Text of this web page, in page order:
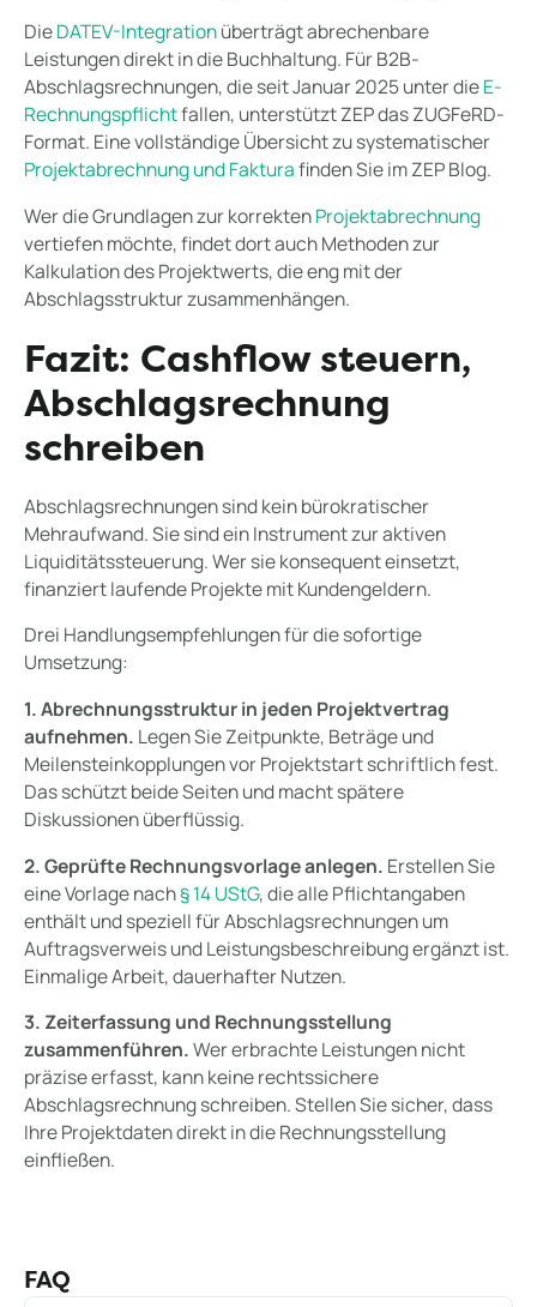
DieDATEV-Integrationüberträgt abrechenbare
Leistungen direkt in die Buchhaltung. Für B2B-
Abschlagsrechnungen, die seit Januar 2025 unter dieE-
Rechnungspflichtfallen, unterstützt ZEP das ZUGFeRD-
Format. Eine vollständige Übersicht zu systematischer
Projektabrechnung und Fakturafinden Sie im ZEP Blog.
Wer die Grundlagen zur korrektenProjektabrechnung
vertiefen möchte, findet dort auch Methoden zur
Kalkulation des Projektwerts, die eng mit der
Abschlagsstruktur zusammenhängen.
Fazit: Cashflow steuern,
Abschlagsrechnung
schreiben
Abschlagsrechnungen sind kein bürokratischer
Mehraufwand. Sie sind ein Instrument zur aktiven
Liquiditätssteuerung. Wer sie konsequent einsetzt,
finanziert laufende Projekte mit Kundengeldern.
Drei Handlungsempfehlungen für die sofortige
Umsetzung:
1. Abrechnungsstruktur in jeden Projektvertrag
aufnehmen. Legen Sie Zeitpunkte, Beträge und
Meilensteinkopplungen vor Projektstart schriftlich fest.
Das schützt beide Seiten und macht spätere
Diskussionen überflüssig.
2. Geprüfte Rechnungsvorlage anlegen. Erstellen Sie
eine Vorlage nach§ 14 UStG, die alle Pflichtangaben
enthält und speziell für Abschlagsrechnungen um
Auftragsverweis und Leistungsbeschreibung ergänzt ist.
Einmalige Arbeit, dauerhafter Nutzen.
3. Zeiterfassung und Rechnungsstellung
zusammenführen.Wer erbrachte Leistungen nicht
präzise erfasst, kann keine rechtssichere
Abschlagsrechnung schreiben. Stellen Sie sicher, dass
Ihre Projektdaten direkt in die Rechnungsstellung
einfließen.
FAQ